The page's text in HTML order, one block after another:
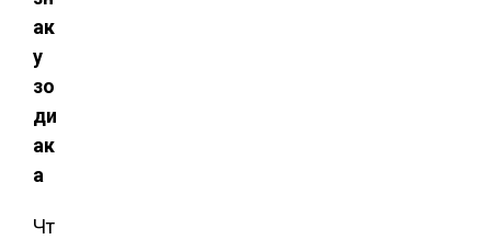
ак
у
зо
ди
ак
а
Чт